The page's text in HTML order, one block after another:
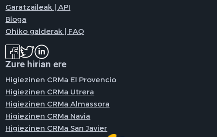
Garatzaileak | API
Bloga
Ohiko galderak | FAQ
Zure hirian ere
Higiezinen CRMa El Provencio
Higiezinen CRMa Utrera
Higiezinen CRMa Almassora
Higiezinen CRMa Navia
Higiezinen CRMa San Javier